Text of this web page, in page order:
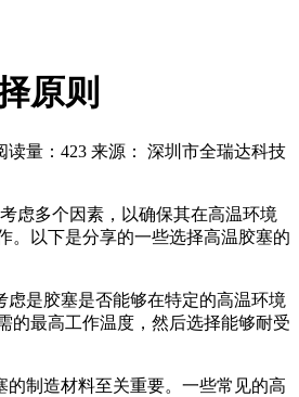
原则
读量：423 来源： 深圳市全瑞达科技
虑多个因素，以确保其在高温环境
。以下是分享的一些选择高温胶塞的
虑是胶塞是否能够在特定的高温环境
的最高工作温度，然后选择能够耐受
的制造材料至关重要。一些常见的高